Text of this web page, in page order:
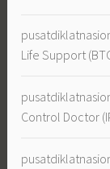
Life Support
Control Doctor